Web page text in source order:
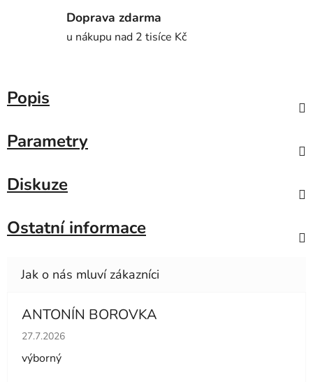
Doprava zdarma
u nákupu nad 2 tisíce Kč
Popis
Parametry
Diskuze
Ostatní informace
ANTONÍN BOROVKA
Hodnocení obchodu je 5 z 5 hvězdiček.
27.7.2026
výborný